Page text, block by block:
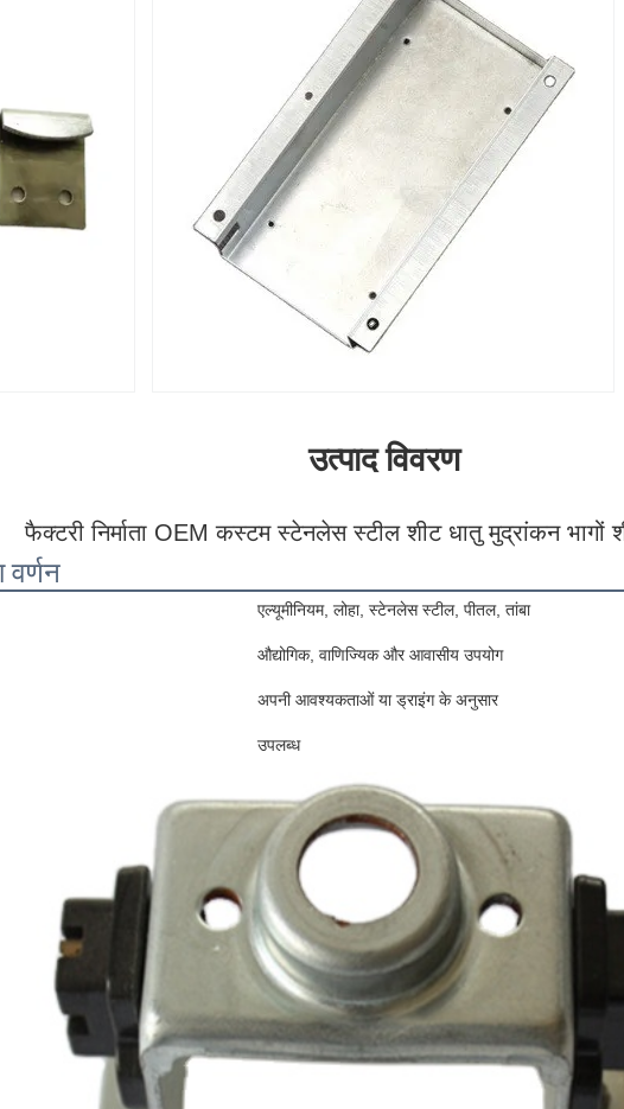
उत्पाद विवरण
फैक्टरी निर्माता OEM कस्टम स्टेनलेस स्टील शीट धातु मुद्रांकन भागों
वर्णन
एल्यूमीनियम, लोहा, स्टेनलेस स्टील, पीतल, तांबा
औद्योगिक, वाणिज्यिक और आवासीय उपयोग
अपनी आवश्यकताओं या ड्राइंग के अनुसार
उपलब्ध